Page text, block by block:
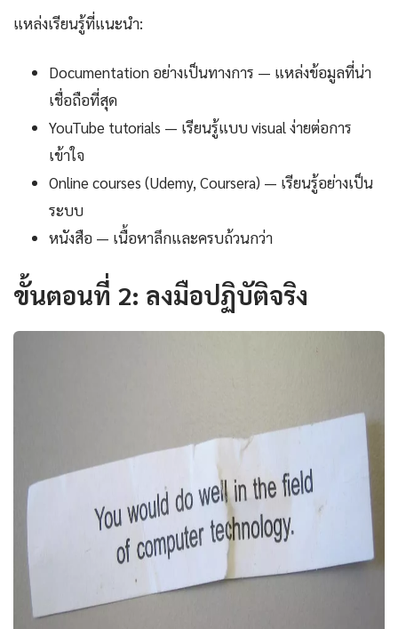
แหล่งเรียนรู้ที่แนะนำ:
Documentation อย่างเป็นทางการ — แหล่งข้อมูลที่น่า
เชื่อถือที่สุด
YouTube tutorials — เรียนรู้แบบ visual ง่ายต่อการ
เข้าใจ
Online courses (Udemy, Coursera) — เรียนรู้อย่างเป็น
ระบบ
หนังสือ — เนื้อหาลึกและครบถ้วนกว่า
ขั้นตอนที่ 2: ลงมือปฏิบัติจริง